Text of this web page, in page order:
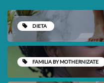
DIETA
FAMILIA BY MOTHERNIZATE